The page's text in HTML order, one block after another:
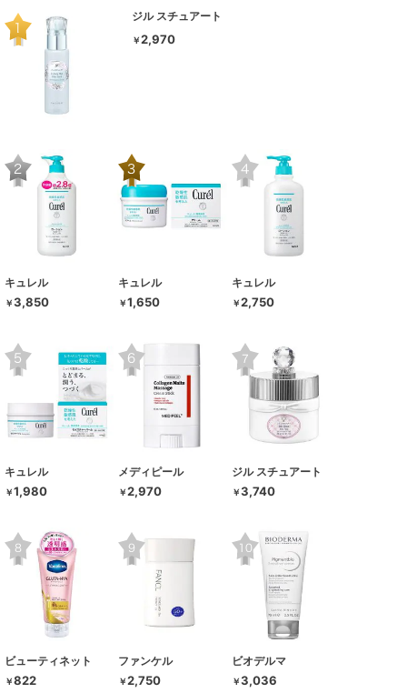
ジル スチュアート
￥2,970
キュレル
￥3,850
キュレル
￥1,650
キュレル
￥2,750
キュレル
￥1,980
メディピール
￥2,970
ジル スチュアート
￥3,740
ビューティネット
￥822
ファンケル
￥2,750
ビオデルマ
￥3,036